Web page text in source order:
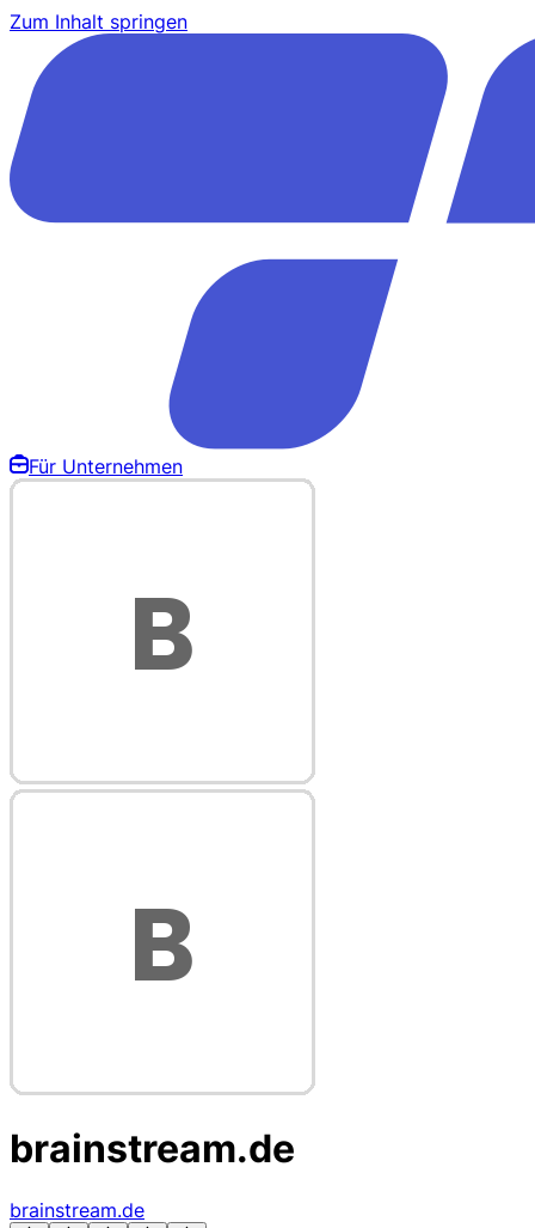
Zum Inhalt springen
Für Unternehmen
brainstream.de
brainstream.de